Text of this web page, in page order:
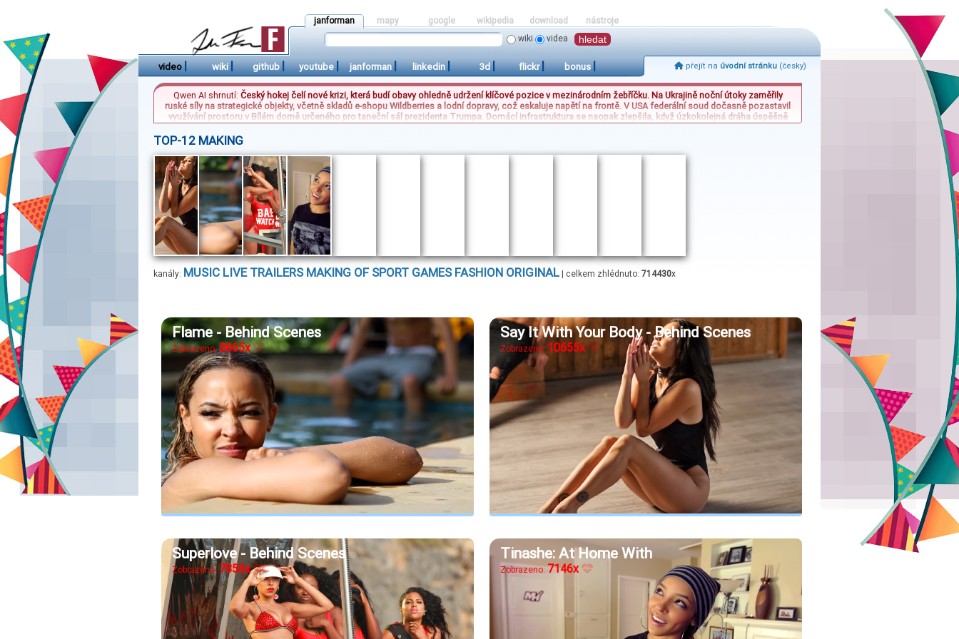
janforman
wiki
videa
mapy google wikipedia download nástroje
video | wiki | github | youtube | janforman | linkedin | 3d | flickr | bonus | přejít na úvodní stránku (česky)
Qwen AI shrnutí: Český hokej čelí nové krizi, která budí obavy ohledně udržení klíčové pozice v mezinárodním žebříčku. Na Ukrajině noční útoky zaměřily
ruské síly na strategické objekty, včetně skladů e-shopu Wildberries a lodní dopravy, což eskaluje napětí na frontě. V USA federální soud dočasně pozastavil
využívání prostoru v Bílém domě určeného pro taneční sál prezidenta Trumpa. Domácí infrastruktura se naopak zlepšila, když úzkokolejná dráha úspěšně
měřítku. Zatímco ukrajinská armáda reflektuje ruské útoky, domácí média se soustředí na dopady pro český sportovní sektor.
TOP-12 MAKING
kanály: MUSIC LIVE TRAILERS MAKING OF SPORT GAMES FASHION ORIGINAL | celkem zhlédnuto: 714430x
Flame - Behind Scenes
Zobrazeno:8865x
Say It With Your Body - Behind Scenes
Zobrazeno: 10655x
Superlove - Behind Scenes
Zobrazeno:7858x
Tinashe: At Home With
Zobrazeno: 7146x